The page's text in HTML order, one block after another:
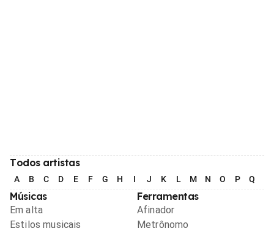
Todos artistas
A B C D E F G H I J K L M N O P Q
Músicas
Em alta
Estilos musicais
Ferramentas
Afinador
Metrônomo